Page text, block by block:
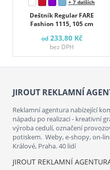
Deštník Regular FARE
Fashion 1115, 105 cm
+ 7 dalších
od 233,80 Kč
bez DPH
JIROUT REKLAMNÍ
Reklamní agentura nabízející
nápadu po realizaci - kreativní
výroba cedulí, označení
potiskem. Weby, e-shopy, on-
Králové, Praha. 40 lidí
JIROUT REKLAMNÍ